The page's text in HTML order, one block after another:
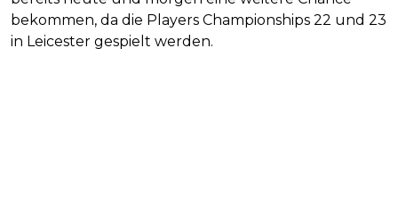
bekommen, da die Players Championships 22 und 23
in Leicester gespielt werden.